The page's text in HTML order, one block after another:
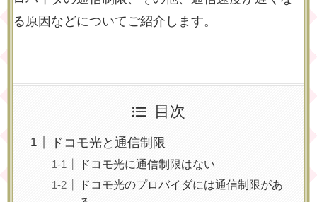
る原因などについてご紹介します。
目次
ドコモ光と通信制限
ドコモ光に通信制限はない
ドコモ光のプロバイダには通信制限があ